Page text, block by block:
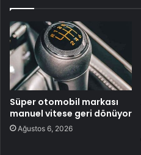
Süper otomobil markası
manuel vitese geri dönüyor
Ağustos 6, 2026